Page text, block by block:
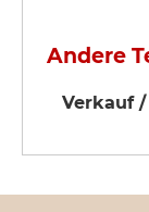
Andere
Verkauf